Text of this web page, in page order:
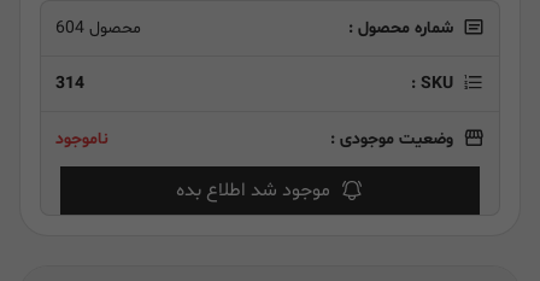
شماره محصول : محصول 604
SKU :
314
وضعیت موجودی : ناموجود
موجود شد اطلاع بده